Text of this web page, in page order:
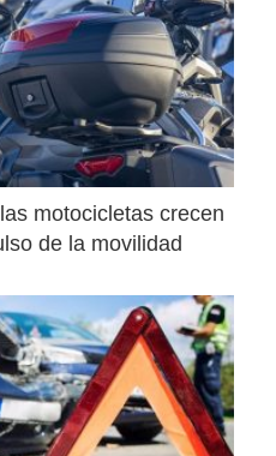
motocicletas crecen
de la movilidad